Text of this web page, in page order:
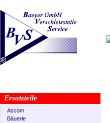
Ersatzteile
Ascom
Bäuerle